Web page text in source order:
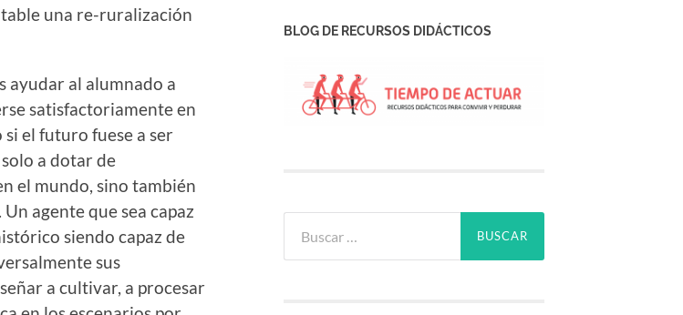
una re-ruralización
ayudar al alumnado a
satisfactoriamente en
el futuro fuese a ser
a dotar de
el mundo, sino también
agente que sea capaz
siendo capaz de
sus
a cultivar, a procesar
BLOG DE RECURSOS DIDÁCTICOS